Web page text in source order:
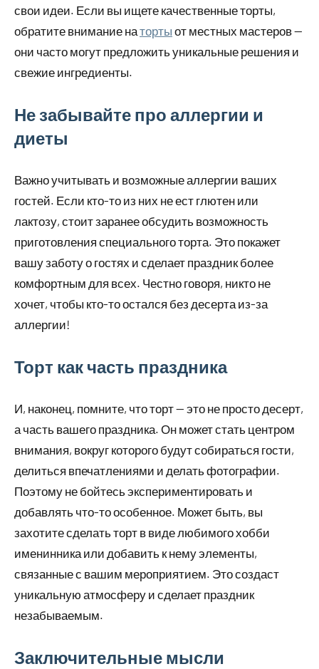
свои идеи. Если вы ищете качественные торты,
обратите внимание наторты от местных мастеров —
они часто могут предложить уникальные решения и
свежие ингредиенты.
Не забывайте про аллергии и
диеты
Важно учитывать и возможные аллергии ваших
гостей. Если кто-то из них не ест глютен или
лактозу, стоит заранее обсудить возможность
приготовления специального торта. Это покажет
вашу заботу о гостях и сделает праздник более
комфортным для всех. Честно говоря, никто не
хочет, чтобы кто-то остался без десерта из-за
аллергии!
Торт как часть праздника
И, наконец, помните, что торт — это не просто десерт,
а часть вашего праздника. Он может стать центром
внимания, вокруг которого будут собираться гости,
делиться впечатлениями и делать фотографии.
Поэтому не бойтесь экспериментировать и
добавлять что-то особенное. Может быть, вы
захотите сделать торт в виде любимого хобби
именинника или добавить к нему элементы,
связанные с вашим мероприятием. Это создаст
уникальную атмосферу и сделает праздник
незабываемым.
Заключительные мысли